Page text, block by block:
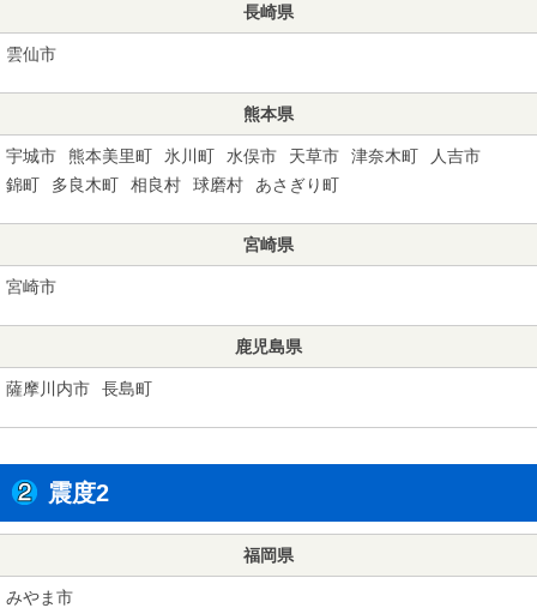
長崎県
雲仙市
熊本県
宇城市 熊本美里町 氷川町 水俣市 天草市 津奈木町
人吉市
錦町
多良木町 相良村 球磨村 あさぎり町
宮崎県
宮崎市
鹿児島県
薩摩川内市 長島町
震度2
福岡県
みやま市